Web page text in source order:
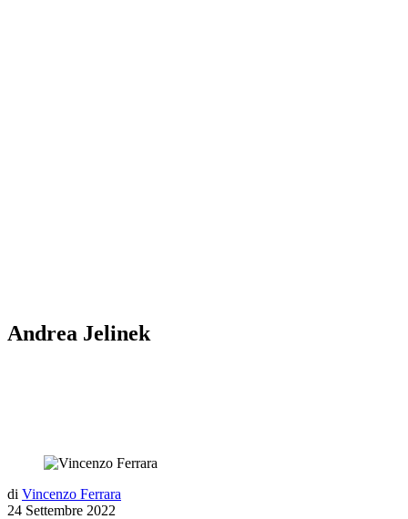
Andrea Jelinek
di Vincenzo Ferrara
24 Settembre 2022